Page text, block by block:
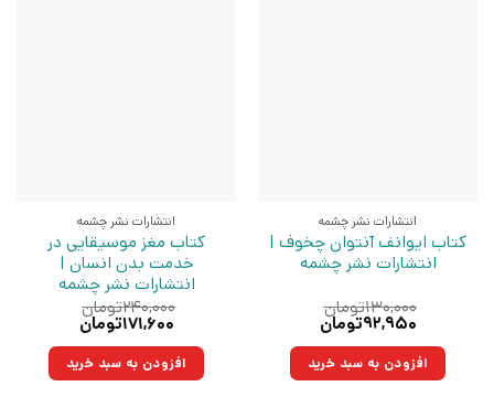
انتشارات نشر چشمه
کتاب ایوانف آنتوان چخوف |
انتشارات نشر چشمه
۱۳۰,۰۰۰تومان
قیمت
۱۳۰,۰۰۰تومان
بود.
۹۲,۹۵۰تومان
۹۲,۹۵۰تومان.افزودن به سبد خرید
انتشارات نشر چشمه
کتاب مغز موسیقایی در
خدمت بدن انسان |
انتشارات نشر چشمه
۲۴۰,۰۰۰تومان
قیمت
۲۴۰,۰۰۰تومان
بود.
۱۷۱,۶۰۰تومان
۱۷۱,۶۰۰تومان.افزودن به سبد خرید